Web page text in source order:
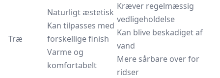
Træ
Naturligt æstetisk
Kan tilpasses med
forskellige finish
Varme og
komfortabelt
Kræver regelmæssig
vedligeholdelse
Kan blive beskadiget af
vand
Mere sårbare over for
ridser